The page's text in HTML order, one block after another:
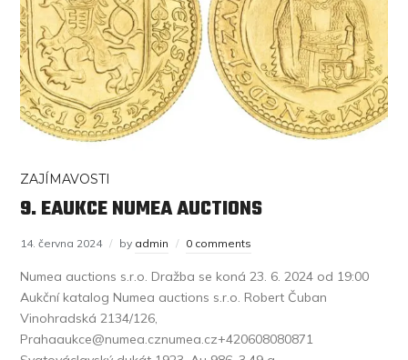
ZAJÍMAVOSTI
9. EAUKCE NUMEA AUCTIONS
14. června 2024 by admin 0 comments
Numea auctions s.r.o. Dražba se koná 23. 6. 2024 od 19:00
Aukční katalog Numea auctions s.r.o. Robert Čuban
Vinohradská 2134/126,
Prahaaukce@numea.cznumea.cz+420608080871